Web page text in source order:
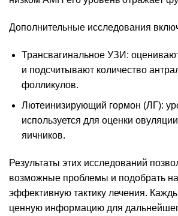
Дополнительные исследования
Трансвагинальное УЗИ:
и подсчитывают количество
фолликулов.
Лютеинизирующий гормон (ЛГ):
используется для оценки
яичников.
Результаты этих исследований
возможные проблемы и подобрать
эффективную тактику лечения.
ценную информацию для